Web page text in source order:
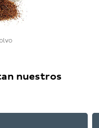
nuestros